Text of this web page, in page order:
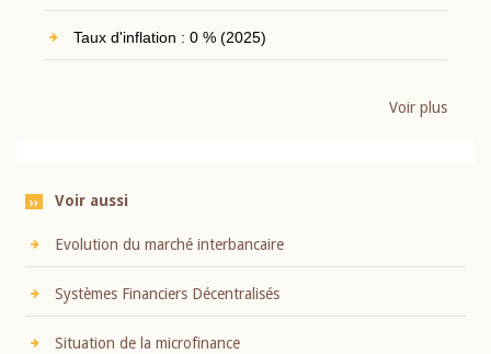
Taux d'inflation : 0 % (2025)
Voir plus
Voir aussi
Evolution du marché interbancaire
Systèmes Financiers Décentralisés
Situation de la microfinance